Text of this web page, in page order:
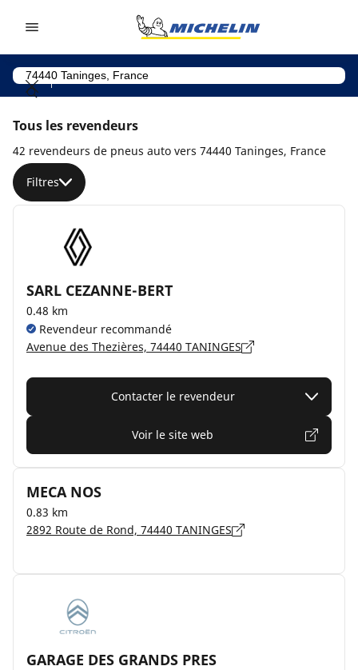
Tous les revendeurs
42 revendeurs de pneus auto vers 74440 Taninges, France
Filtres
SARL CEZANNE-BERT
0.48 km
Revendeur recommandé
Avenue des Thezières, 74440 TANINGES
Contacter le revendeur
Voir le site web
MECA NOS
0.83 km
2892 Route de Rond, 74440 TANINGES
GARAGE DES GRANDS PRES